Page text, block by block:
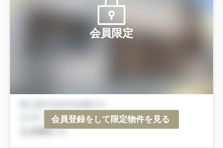
会員限定
会員登録をして限定物件を見る